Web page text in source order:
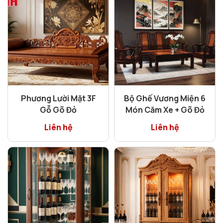
Phương Lười Mặt 3F
Gỗ Gõ Đỏ
Liên hệ
Bộ Ghế Vương Miện 6
Món Căm Xe + Gõ Đỏ
Liên hệ